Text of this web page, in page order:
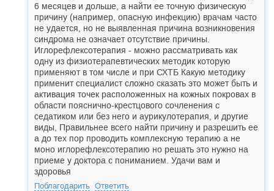
6 месяцев и дольше, а найти ее точную физическую
причину (например, опасную инфекцию) врачам часто
не удается, но не выявленная причина возникновения
синдрома не означает отсутствие причины.
Иглорефлексотерапия - можно рассматривать как
одну из физиотерапевтических методик которую
применяют в том числе и при СХТБ Какую методику
применит специалист сложно сказать это может быть и
активация точек расположенных на кожных покровах в
области пояснично-крестцового сочленения с
седатиком или без него и аурикулотерапия, и другие
виды, Правильнее всего найти причину и разрешить ее
а до тех пор проводить комплексную терапию а не
моно иглорефлексотерапию но решать это нужно на
приеме у доктора с пониманием. Удачи вам и
здоровья
Поблагодарить Ответить